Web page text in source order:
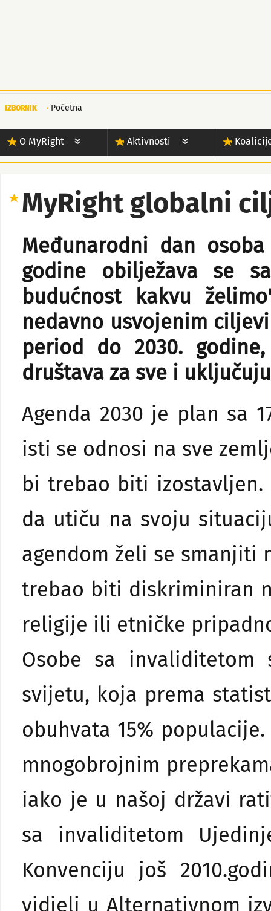
IZBORNIK Početna
O MyRight Aktivnosti
MyRight globalni
Međunarodni dan
godine obilježava se
budućnost kakvu
nedavno usvojenim
period do 2030.
društava za sve i
Agenda 2030 je plan sa
isti se odnosi na sve
bi trebao biti
da utiču na svoju
agendom želi se smanjiti
trebao biti diskriminiran
religije ili etničke
Osobe sa invaliditetom
svijetu, koja prema
obuhvata 15%
mnogobrojnim
iako je u našoj državi
sa invaliditetom
Konvenciju još
vidjeli u Alternativnom